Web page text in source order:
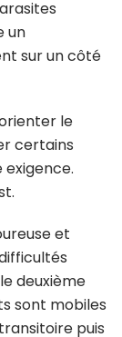
un
sur un côté
le
certains
et
deuxième
sont mobiles
puis